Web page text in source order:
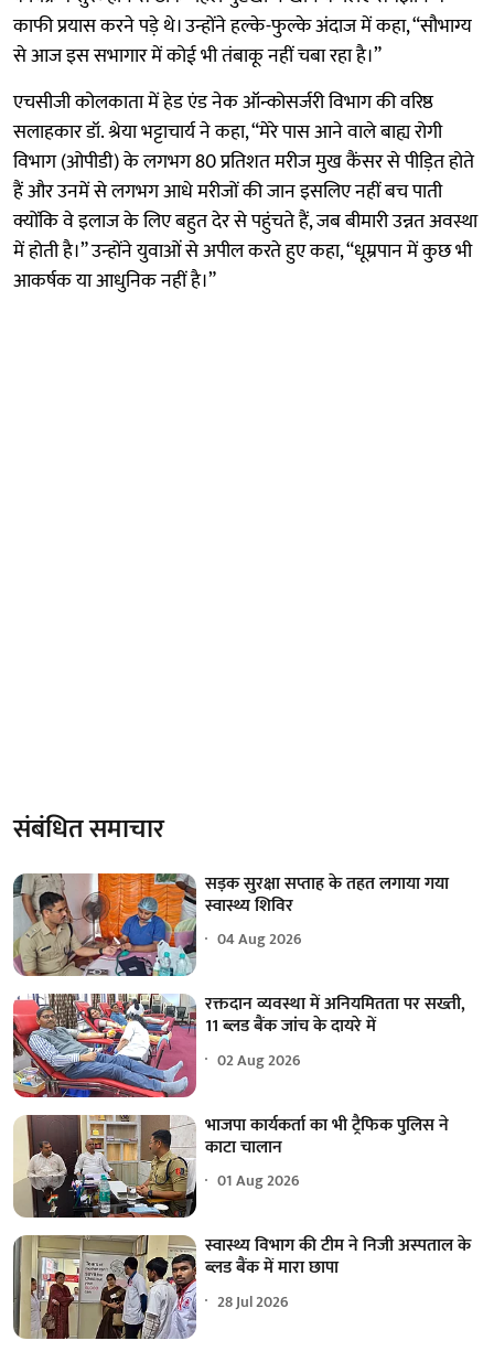
काफी प्रयास करने पड़े थे। उन्होंने हल्के-फुल्के अंदाज में कहा, “सौभाग्य
से आज इस सभागार में कोई भी तंबाकू नहीं चबा रहा है।”
एचसीजी कोलकाता में हेड एंड नेक ऑन्कोसर्जरी विभाग की वरिष्ठ
सलाहकार डॉ. श्रेया भट्टाचार्य ने कहा, “मेरे पास आने वाले बाह्य रोगी
विभाग (ओपीडी) के लगभग 80 प्रतिशत मरीज मुख कैंसर से पीड़ित होते
हैं और उनमें से लगभग आधे मरीजों की जान इसलिए नहीं बच पाती
क्योंकि वे इलाज के लिए बहुत देर से पहुंचते हैं, जब बीमारी उन्नत अवस्था
में होती है।” उन्होंने युवाओं से अपील करते हुए कहा, “धूम्रपान में कुछ भी
आकर्षक या आधुनिक नहीं है।”
संबंधित समाचार
सड़क सुरक्षा सप्ताह के तहत लगाया गया
स्वास्थ्य शिविर
04 Aug 2026
रक्तदान व्यवस्था में अनियमितता पर सख्ती,
11 ब्लड बैंक जांच के दायरे में
02 Aug 2026
भाजपा कार्यकर्ता का भी ट्रैफिक पुलिस ने
काटा चालान
01 Aug 2026
स्वास्थ्य विभाग की टीम ने निजी अस्पताल के
ब्लड बैंक में मारा छापा
28 Jul 2026